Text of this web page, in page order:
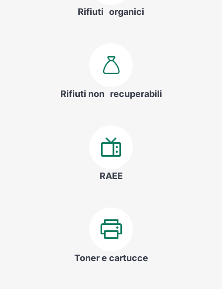
Rifiuti organici
Rifiuti non recuperabili
RAEE
Toner e cartucce